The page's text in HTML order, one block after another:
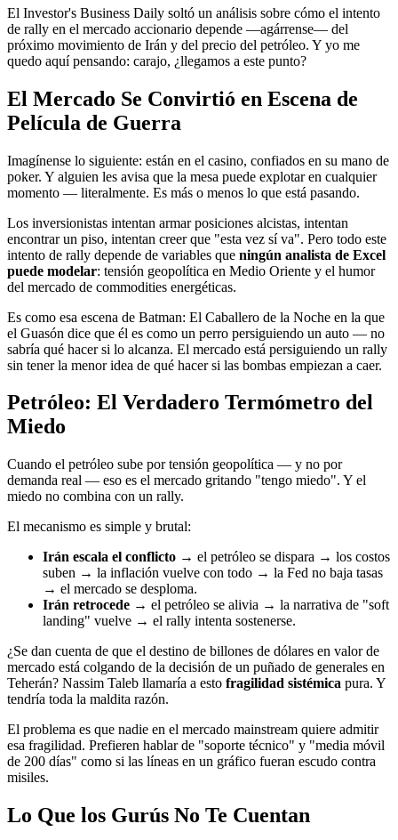
El Investor's Business Daily soltó un análisis sobre cómo el intento
de rally en el mercado accionario depende —agárrense— del
próximo movimiento de Irán y del precio del petróleo. Y yo me
quedo aquí pensando: carajo, ¿llegamos a este punto?
El Mercado Se Convirtió en Escena de
Película de Guerra
Imagínense lo siguiente: están en el casino, confiados en su mano de
poker. Y alguien les avisa que la mesa puede explotar en cualquier
momento — literalmente. Es más o menos lo que está pasando.
Los inversionistas intentan armar posiciones alcistas, intentan
encontrar un piso, intentan creer que "esta vez sí va". Pero todo este
intento de rally depende de variables que ningún analista de Excel
puede modelar: tensión geopolítica en Medio Oriente y el humor
del mercado de commodities energéticas.
Es como esa escena de Batman: El Caballero de la Noche en la que
el Guasón dice que él es como un perro persiguiendo un auto — no
sabría qué hacer si lo alcanza. El mercado está persiguiendo un rally
sin tener la menor idea de qué hacer si las bombas empiezan a caer.
Petróleo: El Verdadero Termómetro del
Miedo
Cuando el petróleo sube por tensión geopolítica — y no por
demanda real — eso es el mercado gritando "tengo miedo". Y el
miedo no combina con un rally.
El mecanismo es simple y brutal:
Irán escala el conflicto → el petróleo se dispara → los costos
suben → la inflación vuelve con todo → la Fed no baja tasas
→ el mercado se desploma.
Irán retrocede → el petróleo se alivia → la narrativa de "soft
landing" vuelve → el rally intenta sostenerse.
¿Se dan cuenta de que el destino de billones de dólares en valor de
mercado está colgando de la decisión de un puñado de generales en
Teherán? Nassim Taleb llamaría a esto fragilidad sistémica pura. Y
tendría toda la maldita razón.
El problema es que nadie en el mercado mainstream quiere admitir
esa fragilidad. Prefieren hablar de "soporte técnico" y "media móvil
de 200 días" como si las líneas en un gráfico fueran escudo contra
misiles.
Lo Que los Gurús No Te Cuentan